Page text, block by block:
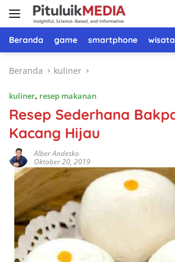
Langsung
Beranda game smartphone wisata
Beranda kuliner
kuliner, resep makanan
Resep Sederhana
Kacang Hijau
Alber Andesko
Oktober 20, 2019